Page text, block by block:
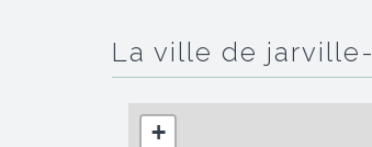
la ville de
+